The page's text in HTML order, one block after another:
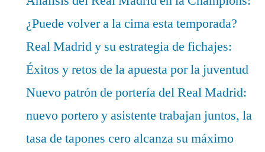
¿Puede volver a la cima esta temporada?
Real Madrid y su estrategia de fichajes:
Éxitos y retos de la apuesta por la juventud
Nuevo patrón de portería del Real Madrid:
nuevo portero y asistente trabajan juntos, la
tasa de tapones cero alcanza su máximo